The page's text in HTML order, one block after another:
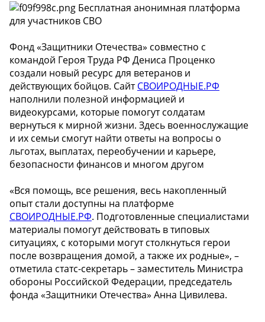
Бесплатная анонимная платформа
для участников СВО
Фонд «Защитники Отечества» совместно с
командой Героя Труда РФ Дениса Проценко
создали новый ресурс для ветеранов и
действующих бойцов. СайтСВОИРОДНЫЕ.РФ
наполнили полезной информацией и
видеокурсами, которые помогут солдатам
вернуться к мирной жизни. Здесь военнослужащие
и их семьи смогут найти ответы на вопросы о
льготах, выплатах, переобучении и карьере,
безопасности финансов и многом другом
«Вся помощь, все решения, весь накопленный
опыт стали доступны на платформе
СВОИРОДНЫЕ.РФ. Подготовленные специалистами
материалы помогут действовать в типовых
ситуациях, с которыми могут столкнуться герои
после возвращения домой, а также их родные», –
отметила статс-секретарь – заместитель Министра
обороны Российской Федерации, председатель
фонда «Защитники Отечества» Анна Цивилева.